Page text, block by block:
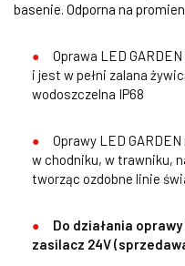
basenie. Odporna na
Oprawa LED
i jest w pełni zalana
wodoszczelna IP68
Oprawy LED
w chodniku, w trawniku,
tworząc ozdobne linie
Do działania
zasilacz 24V